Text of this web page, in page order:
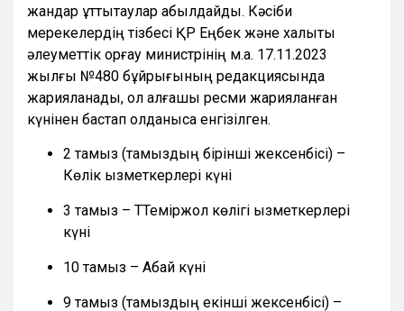
жандар құттықтаулар қабылдайды. Кәсіби
мерекелердің тізбесі ҚР Еңбек және халықты
әлеуметтік қорғау министрінің м.а. 17.11.2023
жылғы №480 бұйрығының редакциясында
жарияланады, ол алғашқы ресми жарияланған
күнінен бастап қолданысқа енгізілген.
2 тамыз (тамыздың бірінші жексенбісі) –
Көлік қызметкерлері күні
3 тамыз – ТТеміржол көлігі қызметкерлері
күні
10 тамыз – Абай күні
9 тамыз (тамыздың екінші жексенбісі) –